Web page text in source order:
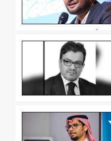
أنه كاتب مقالات ثقافية
وخليجية. صدر له ديوان
شعري بعنوان ”نبوءة الطين“ عام 2013 عن الدار العربية
صوتي بعنوان مخط
القلادة، عام 2016 م. ونداء على حافة الأبدية عام 2020 م،